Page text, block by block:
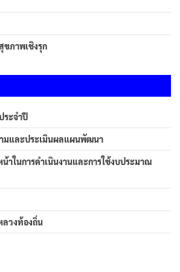
ขภาพเชิงรุก
ระจำปี
มและประเมินผลแผนพัฒนา
าในการดำเนินงานและการใช้งบประมาณ
วงท้องถิ่น